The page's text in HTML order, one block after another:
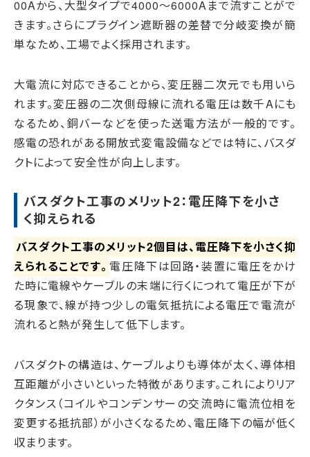
00Aから、大型タイプで4000〜6000Aまで流すことがで
きます。さらにプラグイン遮断器の差替で分岐変換が簡
単なため、工場でよく採用されます。
大電流に対応できることから、変圧器二次元でも用いら
れます。変圧器の二次側母線に流れる電圧は数千Aにも
なるため、銅バーなどを使った送電方法が一般的です。
感電の恐れがある開放式変電設備などでは特に、バスダ
クトによって安全性が向上します。
バスダクト工事のメリット2：電圧降下を小さ
く抑えられる
バスダクト工事のメリット2個目は、電圧降下を小さく抑
えられることです。 電圧降下は回路・装置に電圧をかけ
た時に電線やケーブルの末端に行くにつれて電圧が下が
る現象で、線が持つ少しの電気抵抗による電圧で電流が
流れると熱が発生して低下します。
バスダクトの構造は、ケーブルよりも導体が太く、導体相
互距離が小さいといった特徴があります。これによりリア
クタンス（コイルやコンデンサーの交流時に電流位相を
変更する抵抗部）が小さくなるため、電圧降下の幅が低く
収まります。